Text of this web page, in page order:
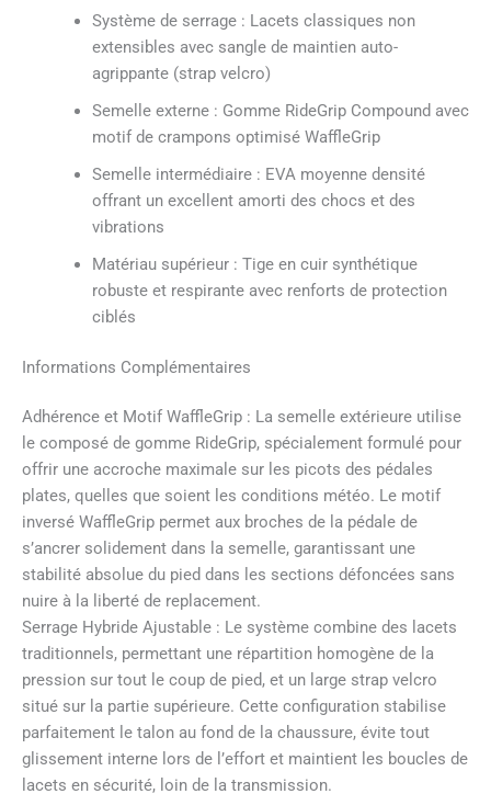
Système de serrage : Lacets classiques non
extensibles avec sangle de maintien auto-
agrippante (strap velcro)
Semelle externe : Gomme RideGrip Compound avec
motif de crampons optimisé WaffleGrip
Semelle intermédiaire : EVA moyenne densité
offrant un excellent amorti des chocs et des
vibrations
Matériau supérieur : Tige en cuir synthétique
robuste et respirante avec renforts de protection
ciblés
Informations Complémentaires
Adhérence et Motif WaffleGrip : La semelle extérieure utilise
le composé de gomme RideGrip, spécialement formulé pour
offrir une accroche maximale sur les picots des pédales
plates, quelles que soient les conditions météo. Le motif
inversé WaffleGrip permet aux broches de la pédale de
s’ancrer solidement dans la semelle, garantissant une
stabilité absolue du pied dans les sections défoncées sans
nuire à la liberté de replacement.
Serrage Hybride Ajustable : Le système combine des lacets
traditionnels, permettant une répartition homogène de la
pression sur tout le coup de pied, et un large strap velcro
situé sur la partie supérieure. Cette configuration stabilise
parfaitement le talon au fond de la chaussure, évite tout
glissement interne lors de l’effort et maintient les boucles de
lacets en sécurité, loin de la transmission.